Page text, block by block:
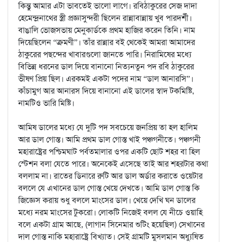
কিন্তু আমার এটা ভাবতেই ভালো লাগে। রবিঠাকুরের সেজ দাদা
হেমেন্দ্রনাথের স্ত্রী প্রজ্ঞাসুন্দরী ছিলেন রান্নাবান্নায় খুব পারদর্শী।
বাঙালি ভোজসভায় মেনুকার্ডকে প্রথম হাজির করেন তিনি। নাম
দিয়েছিলেন “ক্রমণী”। তাঁর রান্নার বই থেকেই আমরা আমাদের
ঠাকুরের পছন্দের খাবারগুলো জানতে পারি। নিরামিষের মধ্যে
বিভিন্ন ধরনের ডাল দিয়ে বানানো নিত্যনতুন পদ রবি ঠাকুরের
ভীষণ প্রিয় ছিল। এরকমই একটা পদের নাম “ডাল আনারসি”।
কাঁচামুগ আর আনারস দিয়ে বানানো এই ডালের স্বাদ টকমিষ্টি,
নামটিও ভারি মিষ্টি।
আমিষ ডালের মধ্যে যে দুটি পদ সবচেয়ে জনপ্রিয় তা হল হালিম
আর ডাল গোস্ত। আমি প্রথম ডাল গোস্ত খাই পঞ্চগনীতে। পঞ্চগনী
মহারাষ্ট্রের পশ্চিমঘাট পর্বতমালার ওপর একটি ছোট শহর বা হিল
স্টেশন বলা যেতে পারে। অনেকেই এসেছে তাই আর শহরটার কথা
বললাম না। রাতের ডিনারে রুটি আর ডাল অর্ডার করাতে ওয়েটার
বললে যে এখানের ডাল গোস্ত খেয়ে দেখতে। আমি ডাল গোস্ত কি
জিজ্ঞেস করায় শুধু বললে মাংসের ডাল। খেয়ে দেখি ঘন ডালের
মধ্যে নরম মাংসের টুকরো। লোকটি নিজেই বলল যে নীচে ওয়াহি
বলে একটা গ্রাম আছে, (লাগান সিনেমার শুটিং হয়েছিল) সেখানের
দাল গোস্ত নাকি মহারাষ্ট্রে বিখ্যাত। সেই গ্রামটি মুসলমান অধ্যুষিত